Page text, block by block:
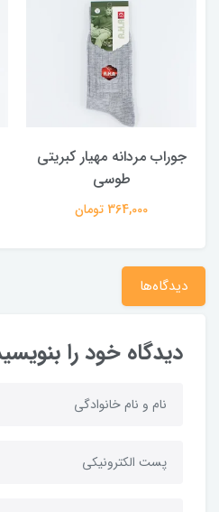
جوراب مردانه مهیار کبریتی
طوسی
364,000 تومان
دیدگاه‌ها
دیدگاه خود را